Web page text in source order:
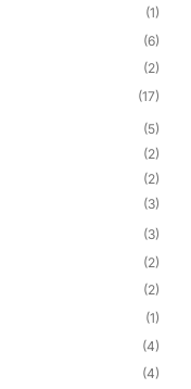
(1)
(6)
(2)
(17)
(5)
(2)
(2)
(3)
(3)
(2)
(2)
(1)
(4)
(4)